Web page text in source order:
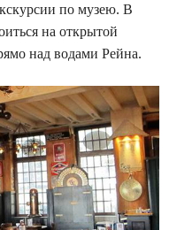
по музею. В
на открытой
над водами Рейна.